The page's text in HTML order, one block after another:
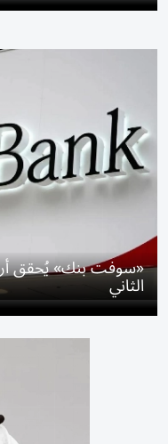
«سوفت بنك» يُحقق
الثاني